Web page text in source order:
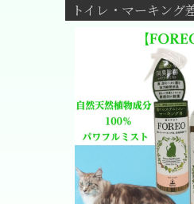
トイレ・マーキング